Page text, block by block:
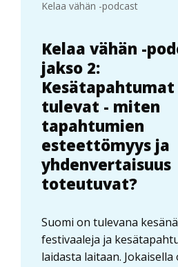
Kelaa vähän -podcast
Kelaa vähän -
jakso 2:
Kesätapahtumat
tulevat - miten
tapahtumien
esteettömyys ja
yhdenvertaisuus
toteutuvat?
Suomi on tulevana
festivaaleja ja
laidasta laitaan. Jokaisella